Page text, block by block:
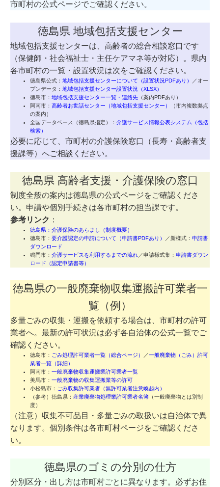
市町村の公式ページでご確認ください。
徳島県 地域包括支援センター
地域包括支援センターは、高齢者の総合相談窓口です
（保健師・社会福祉士・主任ケアマネ等が対応）。県内
各市町村の一覧・設置状況は次をご確認ください。
徳島県公式： 地域包括支援センターについて（設置状況PDFあり）
／オー
プンデータ： 地域包括支援センター設置状況（XLSX）
徳島市： 地域包括支援センター一覧・連絡先 （案内PDFあり）
阿南市： 高齢者お世話センター（地域包括支援センター）
（市内複数拠点
の案内）
全国データベース（徳島県指定）： 介護サービス情報公表システム（包括
検索）
必要に応じて、市町村の介護保険窓口（長寿・高齢者支
援課等）へご相談ください。
徳島県 高齢者支援・介護保険の窓口
制度全般の案内は徳島県の公式ページをご確認くださ
い。申請や個別手続きは各市町村の担当課です。
参考リンク ：
徳島県：介護保険のあらまし（制度概要）
徳島市： 要介護認定の申請について（申請書PDFあり） ／新様式： 申請書
ダウンロード
鳴門市： 介護サービスを利用するまでの流れ ／申請様式集： 申請書ダウン
ロード（認定申請書等）
徳島県の一般廃棄物収集運搬許可業者一
覧（例）
多量ごみの収集・運搬を依頼する場合は、市町村の許可
業者へ。最新の許可状況は必ず各自治体の公式一覧でご
確認ください。
徳島市： ごみ処理許可業者一覧（総合ページ） ／一般廃棄物（ごみ）許可
業者一覧（詳細）
阿南市： 一般廃棄物収集運搬業許可業者一覧
美馬市： 一般廃棄物の収集運搬業等の許可
小松島市： ごみ収集許可業者（無許可業者注意喚起内）
（参考）徳島県： 産業廃棄物処理業許可業者名簿 （一般廃棄物とは別制
度）
（注意）収集不可品目・多量ごみの取扱いは自治体で異
なります。個別条件は各市町村ページをご確認くださ
い。
徳島県のゴミの分別の仕方
分別区分・出し方は市町村ごとに異なります。必ずお住